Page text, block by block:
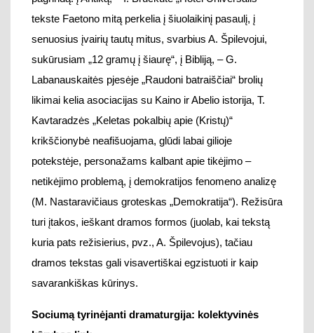
potekstėje, personažams kalbant apie tikėjimo –
netikėjimo problemą
, į demokratijos fenomeno analizę
(M. Nastaravičiaus
groteskas „Demokratija“).
turi įtakos, ieškant dramos formos (juolab, kai tekstą
kuria pats režisierius, pvz., A. Špilevojus), tačiau
dramos tekstas gali visavertiškai egzistuoti ir kaip
savarankiškas kūrinys.
Sociumą tyrinėjanti dramaturgija: kolektyvinės
kūrybos link
Šiuolaikinio žmogaus tapatybės problemą atskleidžia
emigracijos, tautinių mažumų, kitų šiuolaikinės
visuomenės paribyje esančių žmonių gyvenimo
temomisparašytos pjesės. Dram
atskleisti tam tikrasbendruomenės problemas (M.